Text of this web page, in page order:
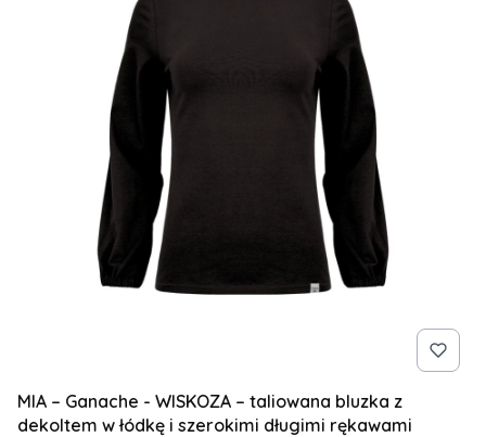
MIA – Ganache - WISKOZA – taliowana bluzka z
dekoltem w łódkę i szerokimi długimi rękawami